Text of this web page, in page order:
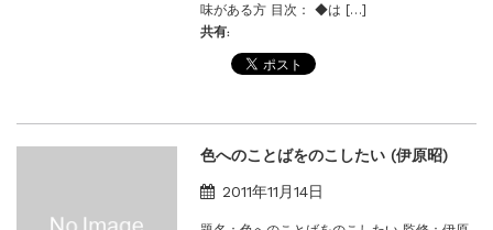
味がある方 目次： ◆は […]
共有:
色へのことばをのこしたい (伊原昭)
2011年11月14日